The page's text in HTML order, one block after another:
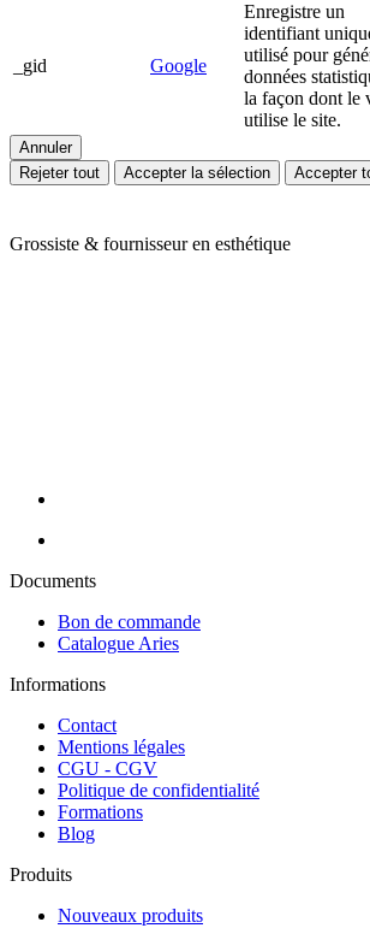
_gid Google
Enregistre un
identifiant
utilisé pour
données
la façon dont le
utilise le site.
Annuler
Rejeter tout
Accepter la sélection Accepter
Grossiste & fournisseur en esthétique
Documents
Bon de commande
Catalogue Aries
Informations
Contact
Mentions légales
CGU - CGV
Politique de confidentialité
Formations
Blog
Produits
Nouveaux produits